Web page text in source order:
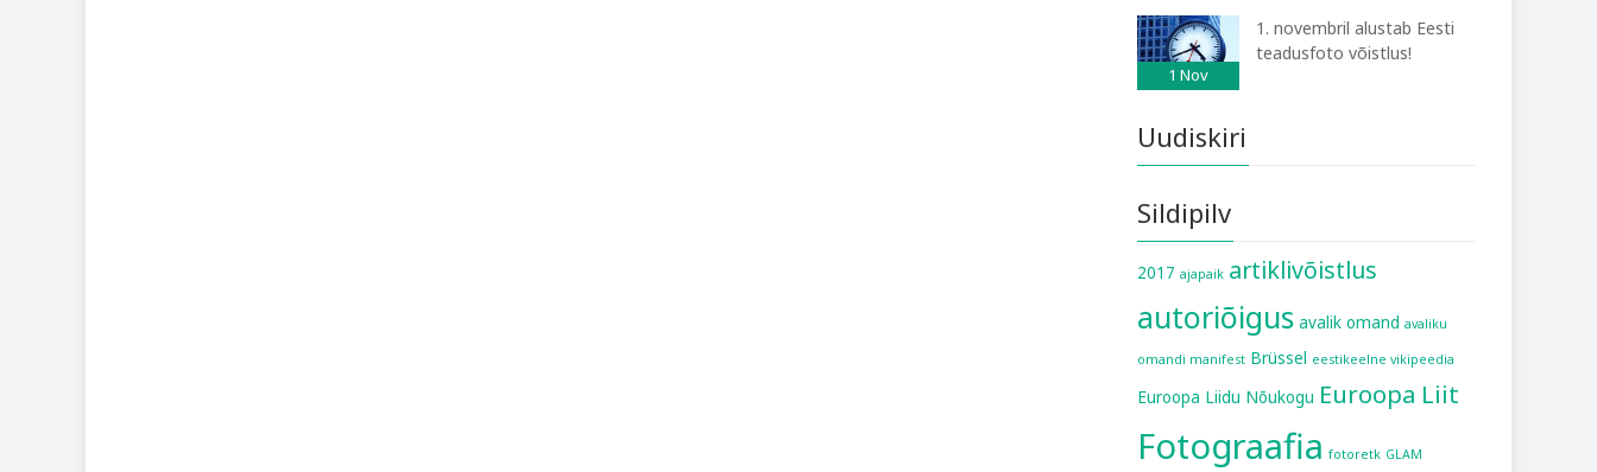
1 Nov
1. novembril alustab Eesti
teadusfoto võistlus!
Uudiskiri
Sildipilv
2017 ajapaik artiklivõistlus
autoriõigus avalik omand avaliku
omandi manifest Brüssel eestikeelne vikipeedia
Euroopa Liidu Nõukogu Euroopa Liit
Fotograafia fotoretk GLAM